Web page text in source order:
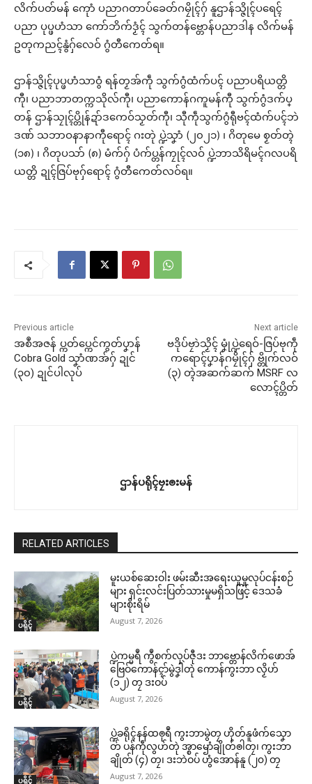
လိက်ပတ်မန် ကေုာံ ပညာဂတာပ်ခေတ်ဂမၠိုၚ်ဂှ် နူဌာန်သ္ဇိုၚ်ပရေၚ်
ပညာ ပုပ္ဖဟံသာ ကော်ဘိက်ဒၟံၚ် သွက်တန်ဗ္တောန်ပညာဒါန လိက်မန်
ဥတုကညၚ်နွံဂှ်လေဝ် ဂွံတီကေတ်ရ။
ဌာန်သ္ဇိုၚ်ပုပ္ဖဟံသာဝွံ ရန်တၟအ်ကဵု သွက်ဂွံထံက်ပၚ် ပညာပရိယတ္တိ
ကီု၊ ပညာဘာတက္ကသိုလ်ကီု၊ ပညာကောန်ဂကူမန်ကီု သွက်ဂွံဒက်ပ္
တန် ဌာန်သၠုၚ်ပ္တိုန်ဍာ်ဒကေဝ်သၟတ်ကီု၊ သီုကဵုသွက်ဂွံရီုဗၚ်ထံက်ပၚ်ဘဲ
ဒဏ် သဘာဝနာနာကီုရောၚ် ဂးတုဲ ပ္ဍဲသၞာံ (၂၀၂၁) ၊ ဂိတုမေ စၟတ်တ္ၚဲ
(၁၈) ၊ ဂိတုပသာ် (၈) မံက်ဂှ် ပံက်ပ္တန်ကၠုၚ်လဝ် ပ္ဍဲဘာသိရိမၚ်ဂလပရိ
ယတ္တိ ဍုၚ်ဇြပ်ဗုဂှ်ရောၚ် ဂွံတီကေတ်လဝ်ရ။
Previous article
အစဳအဇန် ပ္ကတ်ပ္ကေင်ကွတ်ပၞာန်
Cobra Gold သၞာံဏအ်ဂှ် ဍုင်
(၃၀) ဍုင်ပါလုပ်
Next article
ဗဒိုပ်ဗၠာဲသၟိၚ် မၞုံပ္ဍဲရေဝ်-ဇြပ်ဗုကဵု
ကရောၚ်ပၞာန်ဂမၠိုၚ်ဂှ် ဗ္တိုက်လဝ်
(၃) တ္ၚဲအဆက်ဆက် MSRF လ
လောၚ်ပ္တိတ်
ဌာန်ပရိုၚ်ဗၠးၜးမန်
RELATED ARTICLES
ပရိုၚ်
မူးယစ်ဆေးဝါး ဖမ်းဆီးအရေးယူမှုလုပ်ငန်းစဉ်
များ ရှင်းလင်းပြတ်သားမှုမရှိသဖြင့် ဒေသခံ
များစိုးရိမ်
August 7, 2026
ပရိုၚ်
ပ္ဍဲကမ္မရဳ ကွဳစက်လုပ်ဇီုဒး ဘာဗ္တောန်လိက်ဖောအ်
ဗြေဝ်ကောန်ၚာ်မွဲဒၞါဲတုဲ ကောန်ကွးဘာ လၟိဟ်
(၁၂) တၠ ဒးဝပ်
August 7, 2026
ပရိုၚ်
ပ္ဍဲခရိုၚ်နန်ထၜုရဳ ကွးဘာမွဲတၠ ဟိုတ်နူဖံက်သၞော
တ် ပန်ကဵုလွဟ်တုဲ အ္စာၝောံချိုတ်ၜါတၠ၊ ကွးဘာ
ချိုတ် (၄) တၠ၊ ဒးဘဲဝပ် ဟွံအောန်နူ (၂၀) တၠ
August 7, 2026